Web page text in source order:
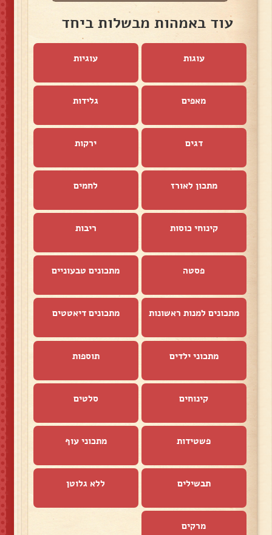
עוד באמהות מבשלות ביחד
עוגות עוגיות
מאפים גלידות
דגים ירקות
מתכון לאורז לחמים
קינוחי כוסות ריבות
פסטה מתכונים טבעוניים
מתכונים למנות ראשונות מתכונים דיאטטים
מתכוני ילדים תוספות
קינוחים סלטים
פשטידות מתכוני עוף
תבשילים ללא גלוטן
מרקים